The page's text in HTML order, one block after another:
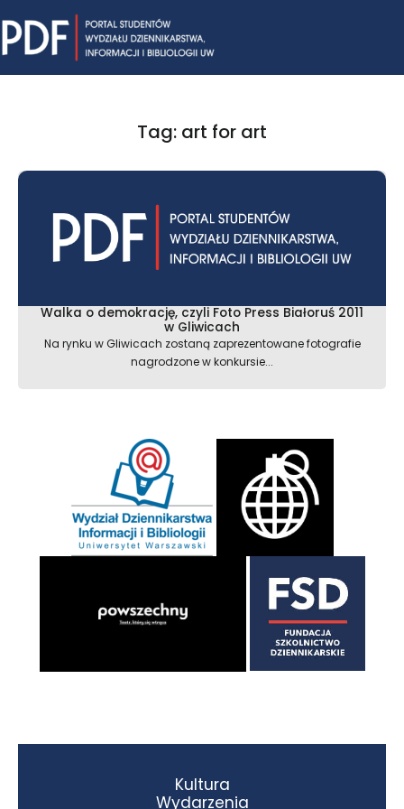
to
content
Tag: art for art
Walka o demokrację, czyli Foto Press Białoruś 2011
w Gliwicach
Na rynku w Gliwicach zostaną zaprezentowane fotografie
nagrodzone w konkursie...
Kultura
Wydarzenia